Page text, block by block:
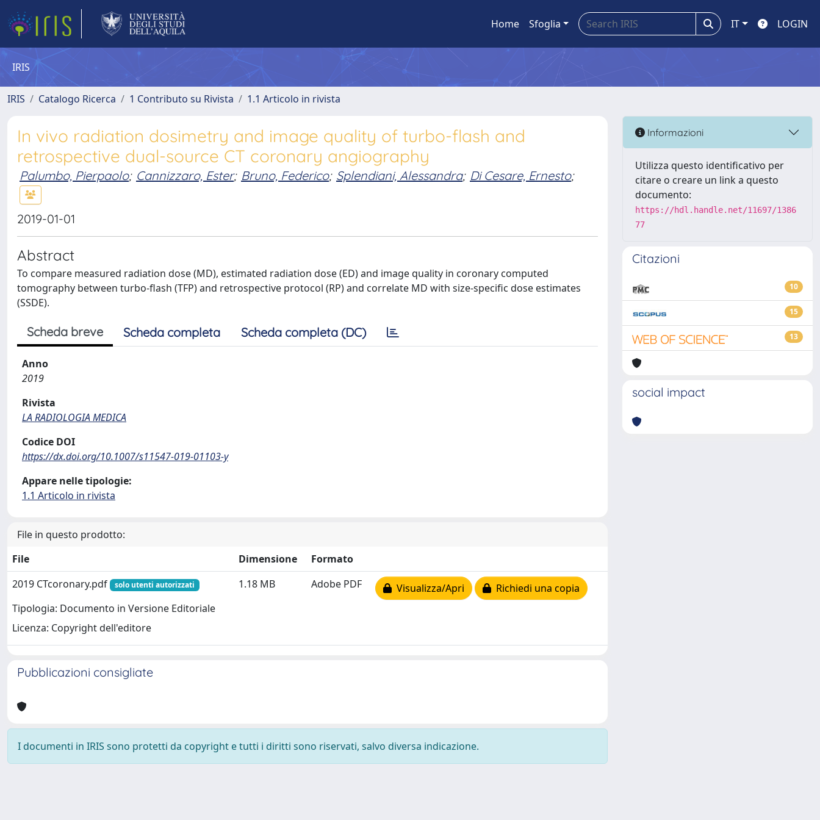
Home Sfoglia IT LOGIN
IRIS
IRIS Catalogo Ricerca 1 Contributo su Rivista 1.1 Articolo in rivista
In vivo radiation dosimetry and image quality of turbo-flash and
retrospective dual-source CT coronary angiography
Palumbo, Pierpaolo; Cannizzaro, Ester; Bruno, Federico; Splendiani, Alessandra; Di Cesare, Ernesto;
2019-01-01
Abstract
To compare measured radiation dose (MD), estimated radiation dose (ED) and image quality in coronary computed
tomography between turbo-flash (TFP) and retrospective protocol (RP) and correlate MD with size-specific dose estimates
(SSDE).
Scheda breve Scheda completa Scheda completa (DC)
Anno
2019
Rivista
LA RADIOLOGIA MEDICA
Codice DOI
https://dx.doi.org/10.1007/s11547-019-01103-y
Appare nelle tipologie:
1.1 Articolo in rivista
File in questo prodotto:
File
Dimensione
Formato
2019 CTcoronary.pdf
solo utenti autorizzati
Tipologia: Documento in Versione Editoriale
Licenza: Copyright dell'editore
1.18 MB Adobe PDF Visualizza/Apri Richiedi una copia
Pubblicazioni consigliate
I documenti in IRIS sono protetti da copyright e tutti i diritti sono riservati, salvo diversa indicazione.
Informazioni
Utilizza questo identificativo per
citare o creare un link a questo
documento:
https://hdl.handle.net/11697/1386
77
Citazioni
10
15
13
social impact